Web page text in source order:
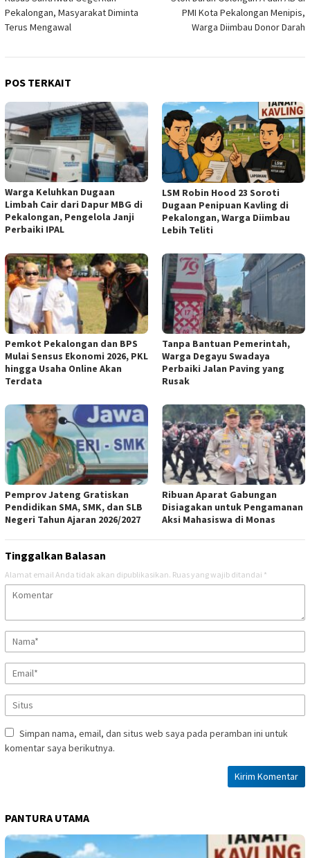
pos
Pekalongan, Masyarakat Diminta
Terus Mengawal
PMI Kota Pekalongan Menipis,
Warga Diimbau Donor Darah
POS TERKAIT
Warga Keluhkan Dugaan
Limbah Cair dari Dapur MBG di
Pekalongan, Pengelola Janji
Perbaiki IPAL
LSM Robin Hood 23 Soroti
Dugaan Penipuan Kavling di
Pekalongan, Warga Diimbau
Lebih Teliti
Pemkot Pekalongan dan BPS
Mulai Sensus Ekonomi 2026, PKL
hingga Usaha Online Akan
Terdata
Tanpa Bantuan Pemerintah,
Warga Degayu Swadaya
Perbaiki Jalan Paving yang
Rusak
Pemprov Jateng Gratiskan
Pendidikan SMA, SMK, dan SLB
Negeri Tahun Ajaran 2026/2027
Ribuan Aparat Gabungan
Disiagakan untuk Pengamanan
Aksi Mahasiswa di Monas
Tinggalkan Balasan
Alamat email Anda tidak akan dipublikasikan. Ruas yang wajib ditandai *
Simpan nama, email, dan situs web saya pada peramban ini untuk
komentar saya berikutnya.
PANTURA UTAMA